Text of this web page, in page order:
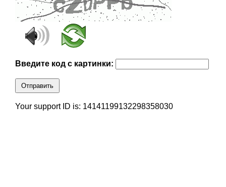
Введите код с картинки:
Отправить
Your support ID is: 14141199132298358030